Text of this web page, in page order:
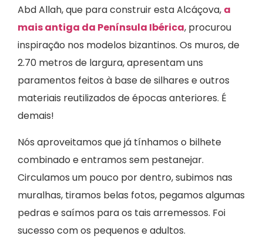
Abd Allah, que para construir esta Alcáçova, a
mais antiga da Península Ibérica, procurou
inspiração nos modelos bizantinos. Os muros, de
2.70 metros de largura, apresentam uns
paramentos feitos à base de silhares e outros
materiais reutilizados de épocas anteriores. É
demais!
Nós aproveitamos que já tínhamos o bilhete
combinado e entramos sem pestanejar.
Circulamos um pouco por dentro, subimos nas
muralhas, tiramos belas fotos, pegamos algumas
pedras e saímos para os tais arremessos. Foi
sucesso com os pequenos e adultos.